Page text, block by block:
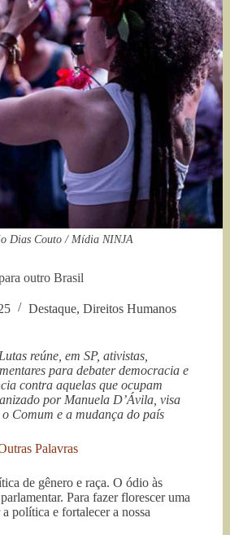
Dias Couto / Mídia NINJA
outro Brasil
Destaque, Direitos Humanos
reúne, em SP, ativistas,
para debater democracia e
contra aquelas que ocupam
por Manuela D’Ávila, visa
Comum e a mudança do país
Palavras
de gênero e raça. O ódio às
Para fazer florescer uma
política e fortalecer a nossa